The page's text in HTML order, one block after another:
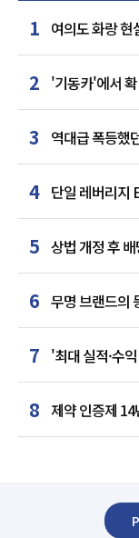
1 여의도 화랑
거점 확보하나
2 '기동카'에서
카드사 경쟁
3
역대급 폭등했
급락
4 단일 레버리지
5 상법 개정 후
최다'
6 무명 브랜드의
7 '최대 실적·수
말년 성장 박차
8 제약 인증제